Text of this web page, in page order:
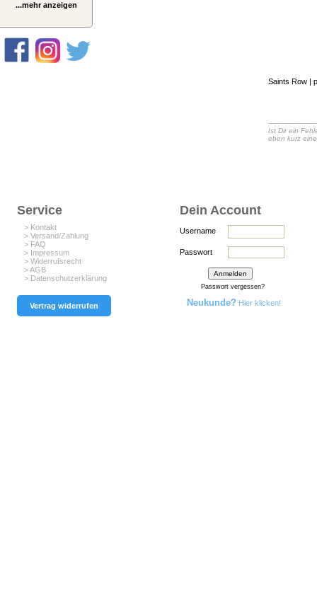
...mehr anzeigen
Saints Row |
Ist Dir ein
eben kurz
Service
> Kontakt
> Versand/Zahlung
> FAQ
> Impressum
> Widerrufsrecht
> AGB
> Datenschutzerklärung
Vertrag widerrufen
Dein Account
Username
Passwort
Passwort vergessen?
Neukunde? Hier klicken!